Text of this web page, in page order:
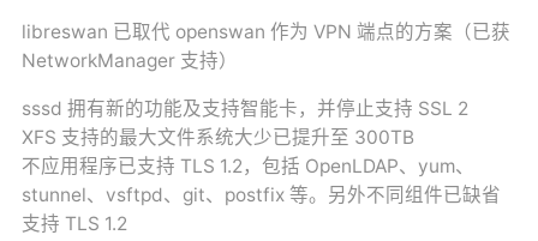
libreswan 已取代 openswan 作为 VPN 端点的方案（已获
NetworkManager 支持）
sssd 拥有新的功能及支持智能卡，并停止支持 SSL 2
XFS 支持的最大文件系统大少已提升至 300TB
不应用程序已支持 TLS 1.2，包括 OpenLDAP、yum、
stunnel、vsftpd、git、postfix 等。另外不同组件已缺省
支持 TLS 1.2